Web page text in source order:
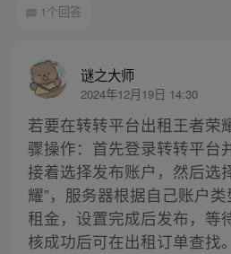
1个回答
谜之大师
2024年12月19日 14:30
若要在转转平台出租王者荣
骤操作：首先登录转转平台
接着选择发布账户，然后选
耀”，服务器根据自己账户
租金，设置完成后发布，等
核成功后可在出租订单查找。